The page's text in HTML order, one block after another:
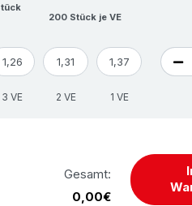
200 Stück je VE
1,26 1,31 1,37
3 VE 2 VE 1 VE
Gesamt:
0,00€